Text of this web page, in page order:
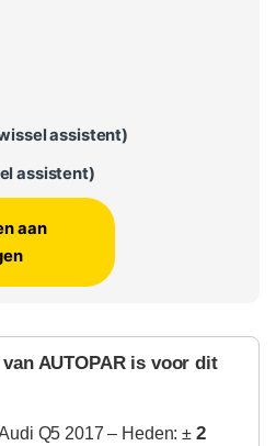
assistent)
assistent)
aan
AUTOPAR is voor dit
Q5 2017 – Heden: ± 2